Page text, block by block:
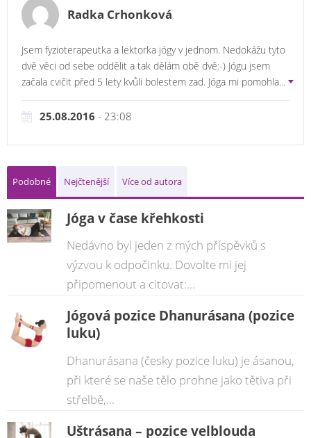
Radka Crhonková
Jsem fyzioterapeutka a lektorka jógy v jednom. Nedokážu tyto
dvě věci od sebe oddělit a tak dělám obě dvě:-) Jógu jsem
začala cvičit před 5 lety kvůli bolestem zad. Jóga mi pomohla...
25.08.2016 - 23:08
Podobné Nejčtenější Více od autora
Jóga v čase křehkosti
Nedávno byl jeden z mých příspěvků s
výzvou k odpočinku. Dovolte mi jej
připomenout a citovat:...
Jógová pozice Dhanurásana (pozice
luku)
Dhanurásana (česky pozice luku) je ásanou,
při které se naše tělo prohne jako tětiva při
střelbě,...
Uštrásana – pozice velblouda